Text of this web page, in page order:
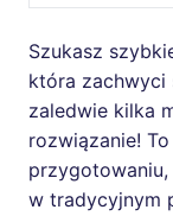
Szukasz
która zachwyci
zaledwie kilka
rozwiązanie!
w tradycyjnym